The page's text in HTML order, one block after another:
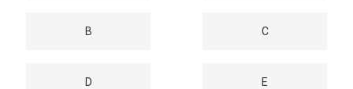
B C
D E